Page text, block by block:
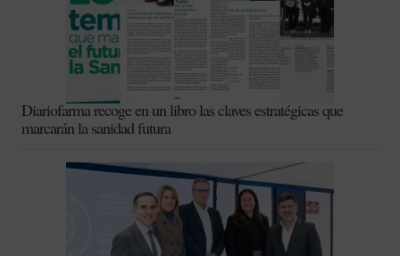
Diariofarma recoge en un libro las claves estratégicas que
marcarán la sanidad futura